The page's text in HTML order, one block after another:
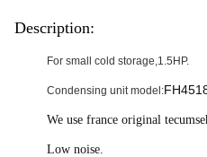
Description:
For small cold storage,1.5HP.
Condensing unit model:
We use france original
Low noise.